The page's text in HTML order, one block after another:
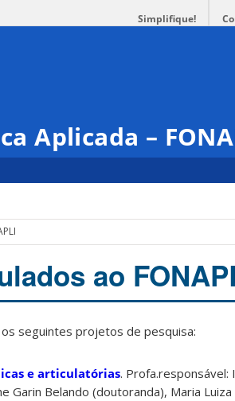
Simplifique!
Aplicada –
ao
seguintes projetos de pesquisa:
e articulatórias. Profa.responsável:
Garin Belando (doutoranda), Maria